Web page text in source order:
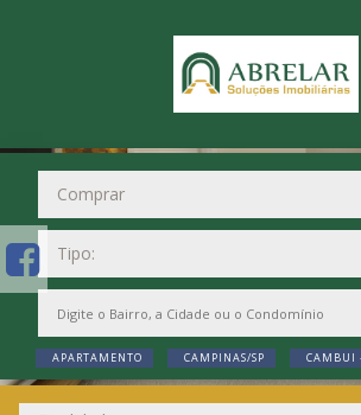
APARTAMENTO CAMPINAS/SP CAMBUI